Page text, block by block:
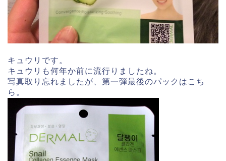
キュウリです。
キュウリも何年か前に流行りましたね。
写真取り忘れましたが、第一弾最後のパックはこち
ら。